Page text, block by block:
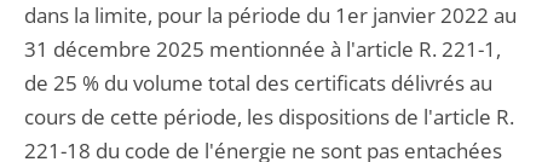
dans la limite, pour la période du 1er janvier 2022 au
31 décembre 2025 mentionnée à l'article R. 221-1,
de 25 % du volume total des certificats délivrés au
cours de cette période, les dispositions de l'article R.
221-18 du code de l'énergie ne sont pas entachées